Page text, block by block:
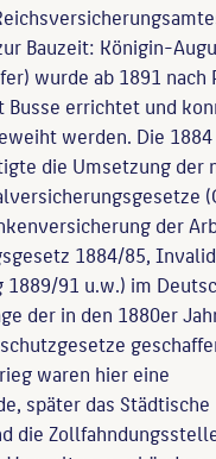
Bauzeit: Königin-
wurde ab 1891 nach
errichtet und
werden. Die
die Umsetzung der
der
1884/85,
91 u.w.) im
der in den 1880er
waren hier eine
später das Städtische
die